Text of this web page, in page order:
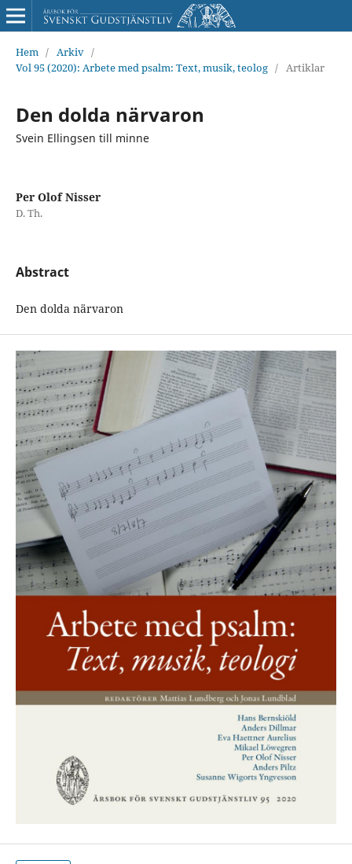
Hem / Arkiv /
Vol 95 (2020): Arbete med psalm: Text, musik, teolog / Artiklar
Den dolda närvaron
Svein Ellingsen till minne
Per Olof Nisser
D. Th.
Abstract
Den dolda närvaron